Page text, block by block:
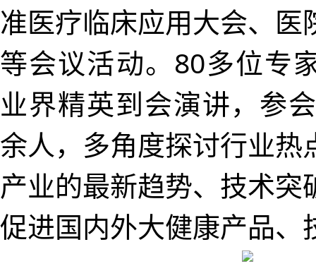
准医疗临床应用大会、医
等会议活动。80多位专
业界精英到会演讲，参
余人，多角度探讨行业热
产业的最新趋势、‌技术突
促进国内外大健康产品、